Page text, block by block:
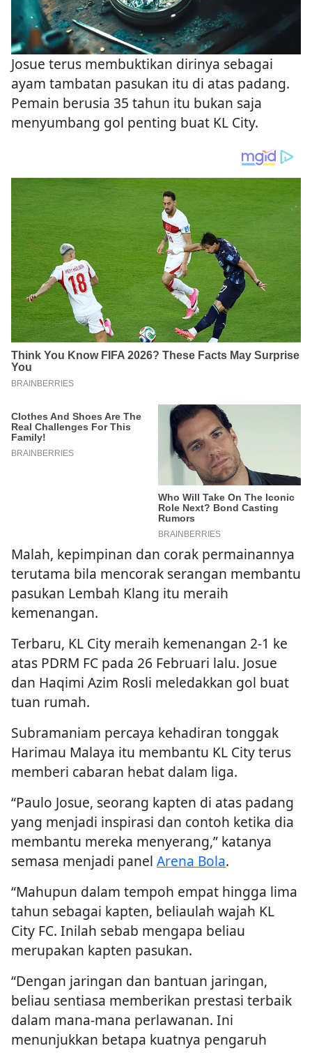
Josue terus membuktikan dirinya sebagai
ayam tambatan pasukan itu di atas padang.
Pemain berusia 35 tahun itu bukan saja
menyumbang gol penting buat KL City.
Malah, kepimpinan dan corak permainannya
terutama bila mencorak serangan membantu
pasukan Lembah Klang itu meraih
kemenangan.
Terbaru, KL City meraih kemenangan 2-1 ke
atas PDRM FC pada 26 Februari lalu. Josue
dan Haqimi Azim Rosli meledakkan gol buat
tuan rumah.
Subramaniam percaya kehadiran tonggak
Harimau Malaya itu membantu KL City terus
memberi cabaran hebat dalam liga.
“Paulo Josue, seorang kapten di atas padang
yang menjadi inspirasi dan contoh ketika dia
membantu mereka menyerang,” katanya
semasa menjadi panel Arena Bola.
“Mahupun dalam tempoh empat hingga lima
tahun sebagai kapten, beliaulah wajah KL
City FC. Inilah sebab mengapa beliau
merupakan kapten pasukan.
“Dengan jaringan dan bantuan jaringan,
beliau sentiasa memberikan prestasi terbaik
dalam mana-mana perlawanan. Ini
menunjukkan betapa kuatnya pengaruh